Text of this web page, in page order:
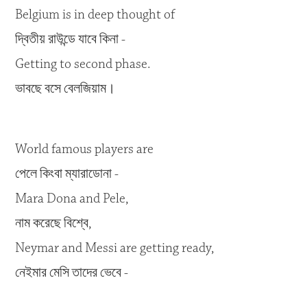
Belgium is in deep thought of
দ্বিতীয় রাউন্ডে যাবে কিনা -
Getting to second phase.
ভাবছে বসে বেলজিয়াম।
World famous players are
পেলে কিংবা ম্যারাডোনা -
Mara Dona and Pele,
নাম করেছে বিশ্বে,
Neymar and Messi are getting ready,
নেইমার মেসি তাদের ভেবে -